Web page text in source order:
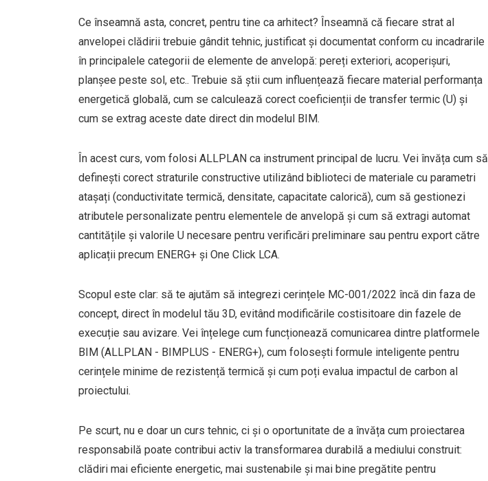
Ce înseamnă asta, concret, pentru tine ca arhitect? Înseamnă că fiecare strat al
anvelopei clădirii trebuie gândit tehnic, justificat și documentat conform cu incadrarile
în principalele categorii de elemente de anvelopă: pereți exteriori, acoperișuri,
planșee peste sol, etc.. Trebuie să știi cum influențează fiecare material performanța
energetică globală, cum se calculează corect coeficienții de transfer termic (U) și
cum se extrag aceste date direct din modelul BIM.
În acest curs, vom folosi ALLPLAN ca instrument principal de lucru. Vei învăța cum să
definești corect straturile constructive utilizând biblioteci de materiale cu parametri
atașați (conductivitate termică, densitate, capacitate calorică), cum să gestionezi
atributele personalizate pentru elementele de anvelopă și cum să extragi automat
cantitățile și valorile U necesare pentru verificări preliminare sau pentru export către
aplicații precum ENERG+ și One Click LCA.
Scopul este clar: să te ajutăm să integrezi cerințele MC-001/2022 încă din faza de
concept, direct în modelul tău 3D, evitând modificările costisitoare din fazele de
execuție sau avizare. Vei înțelege cum funcționează comunicarea dintre platformele
BIM (ALLPLAN - BIMPLUS - ENERG+), cum folosești formule inteligente pentru
cerințele minime de rezistență termică și cum poți evalua impactul de carbon al
proiectului.
Pe scurt, nu e doar un curs tehnic, ci și o oportunitate de a învăța cum proiectarea
responsabilă poate contribui activ la transformarea durabilă a mediului construit:
clădiri mai eficiente energetic, mai sustenabile și mai bine pregătite pentru